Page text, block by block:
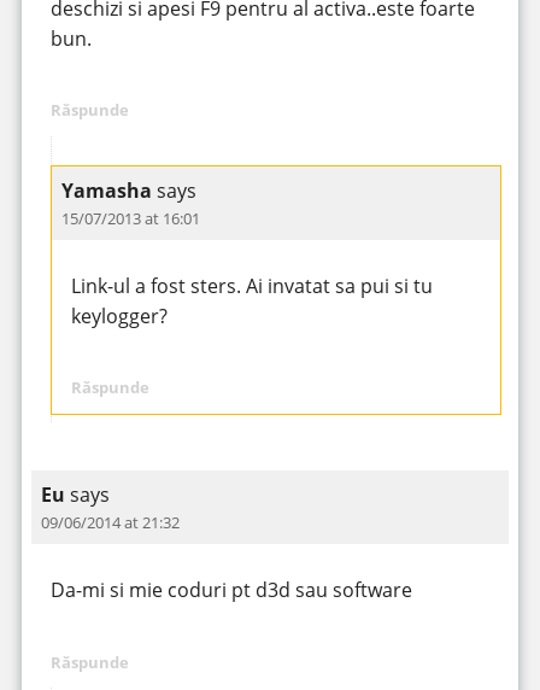
deschizi si apesi F9 pentru al activa..este foarte
bun.
Răspunde
Yamasha says
15/07/2013 at 16:01
Link-ul a fost sters. Ai invatat sa pui si tu
keylogger?
Răspunde
Eu says
09/06/2014 at 21:32
Da-mi si mie coduri pt d3d sau software
Răspunde